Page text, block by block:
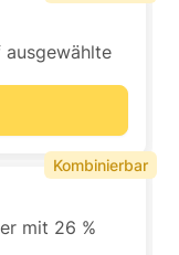
ausgewählte
mit 26 %
Kombinierbar